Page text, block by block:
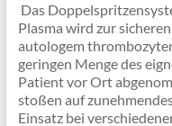
Das
Plasma wird zur
autologem
geringen Menge des
Patient vor Ort
stoßen auf
Einsatz bei